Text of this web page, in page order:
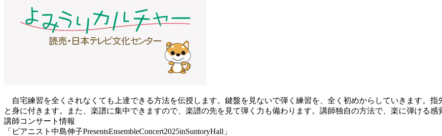
自宅練習を全くされなくても上達できる方法を伝授します。鍵盤を見ないで弾く練習を、全く初めからしていきます。
と身に付きます。また、楽譜に集中できますので、楽譜の先を見て弾く力も備わります。講師独自の方法で、楽に弾ける感
講師コンサート情報
「ピアニスト中島伸子PresentsEnsembleConcert2025inSuntoryHall」